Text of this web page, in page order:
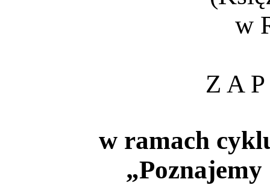
w
Z A
w ramach
„Poznajemy